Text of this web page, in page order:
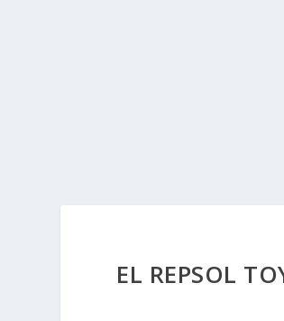
EL REPSOL